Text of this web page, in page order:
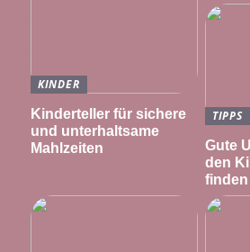
KINDER
Kinderteller für sichere
und unterhaltsame
Mahlzeiten
TIPPS
Gute
den